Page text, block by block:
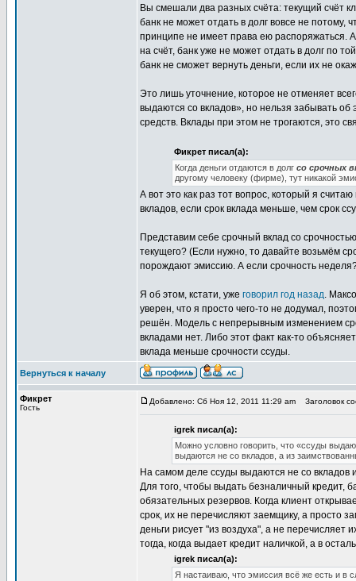
Вы смешали два разных счёта: текущий счёт
банк не может отдать в долг вовсе не потому,
принципе не имеет права ею распоряжаться. А
на счёт, банк уже не может отдать в долг по
банк не сможет вернуть деньги, если их не
Это лишь уточнение, которое не отменяет
выдаются со вкладов», но нельзя забывать
средств. Вклады при этом не трогаются, это
Фикрет писал(а):
Когда деньги отдаются в долг со срочных
другому человеку (фирме), тут никакой
А вот это как раз тот вопрос, который я
вкладов, если срок вклада меньше, чем срок
Представим себе срочный вклад со
текущего? (Если нужно, то давайте возьмём
порождают эмиссию. А если срочность
Я об этом, кстати, уже говорил год назад.
уверен, что я просто чего-то не додумал,
решён. Модель с непрерывным изменением
вкладами нет. Либо этот факт как-то
вклада меньше срочности ссуды.
Вернуться к началу
Фикрет
Гость
Добавлено: Сб Ноя 12, 2011 11:29 am Заголовок
igrek писал(а):
Можно условно говорить, что «ссуды
выдаются не со вкладов, а из
На самом деле ссуды выдаются не со вкладов
Для того, чтобы выдать безналичный кредит,
обязательных резервов. Когда клиент
срок, их не перечисляют заемщику, а просто
деньги рисует "из воздуха", а не перечисляет
тогда, когда выдает кредит наличкой, а в
igrek писал(а):
Я настаиваю, что эмиссия всё же есть и в